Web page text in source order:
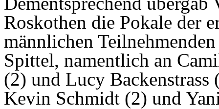
Roskothen die Pokale der
männlichen
Spittel, namentlich an
(2) und Lucy
Kevin Schmidt (2) und